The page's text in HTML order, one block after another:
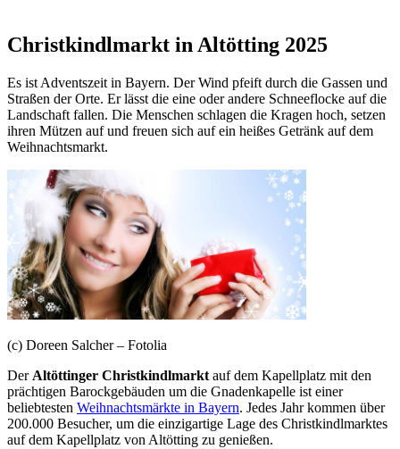
Christkindlmarkt in Altötting 2025
Es ist Adventszeit in Bayern. Der Wind pfeift durch die Gassen und
Straßen der Orte. Er lässt die eine oder andere Schneeflocke auf die
Landschaft fallen. Die Menschen schlagen die Kragen hoch, setzen
ihren Mützen auf und freuen sich auf ein heißes Getränk auf dem
Weihnachtsmarkt.
(c) Doreen Salcher – Fotolia
Der Altöttinger Christkindlmarkt auf dem Kapellplatz mit den
prächtigen Barockgebäuden um die Gnadenkapelle ist einer
beliebtesten Weihnachtsmärkte in Bayern. Jedes Jahr kommen über
200.000 Besucher, um die einzigartige Lage des Christkindlmarktes
auf dem Kapellplatz von Altötting zu genießen.